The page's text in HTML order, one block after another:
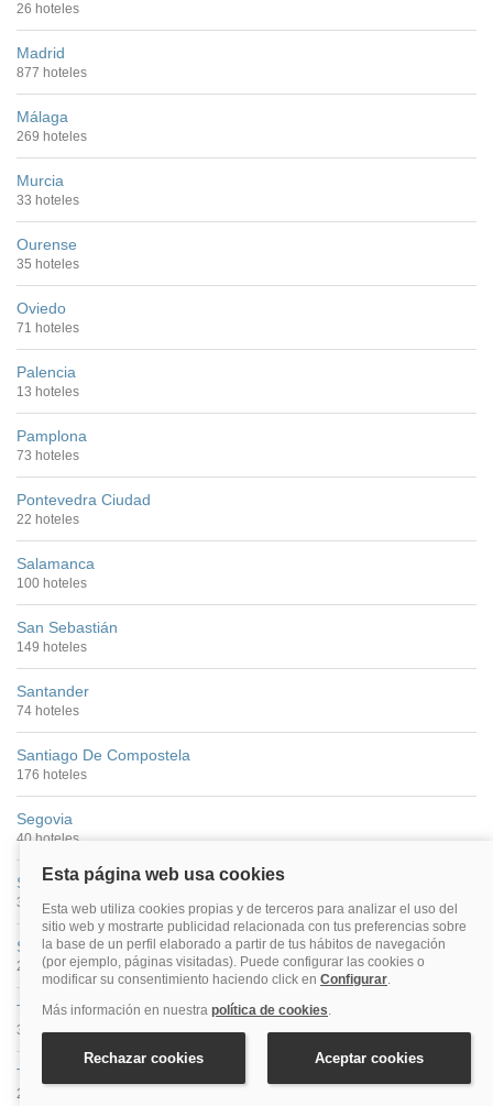
26 hoteles
Madrid
877 hoteles
Málaga
269 hoteles
Murcia
33 hoteles
Ourense
35 hoteles
Oviedo
71 hoteles
Palencia
13 hoteles
Pamplona
73 hoteles
Pontevedra Ciudad
22 hoteles
Salamanca
100 hoteles
San Sebastián
149 hoteles
Santander
74 hoteles
Santiago De Compostela
176 hoteles
Segovia
40 hoteles
Sevilla
390 hoteles
Soria
27 hoteles
Tarragona
30 hoteles
Teruel
25 hoteles